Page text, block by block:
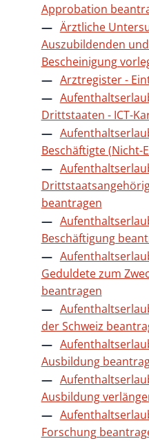
Approbation
Ärztliche
Auszubildenden
Bescheinigung
Arztregister -
Drittstaaten - ICT-
Beschäftigte (Nicht-
beantragen
Beschäftigung
Geduldete zum
beantragen
der Schweiz
Ausbildung
Ausbildung
Forschung